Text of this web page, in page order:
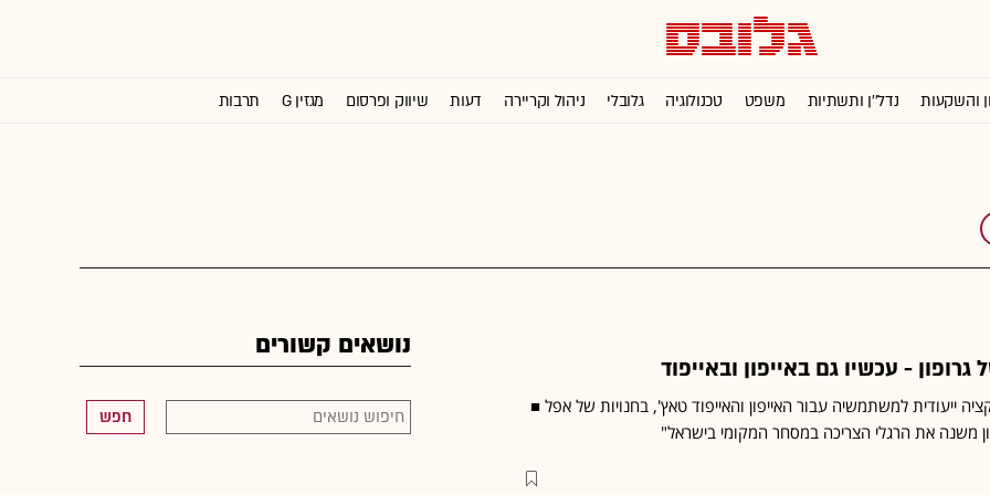
והשקעות נדל''ן ותשתיות משפט טכנולוגיה גלובלי ניהול וקריירה דעות שיווק ופרסום מגזין G תרבות
- עכשיו גם באייפון ובאייפוד
ייעודית למשתמשיה עבור האייפון והאייפוד טאץ', בחנויות של אפל ■
משנה את הרגלי הצריכה במסחר המקומי בישראל"
נושאים קשורים
חפש